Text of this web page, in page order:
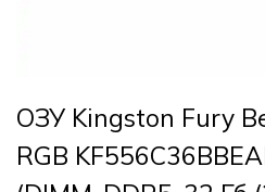
ОЗУ Kingston Fury
RGB